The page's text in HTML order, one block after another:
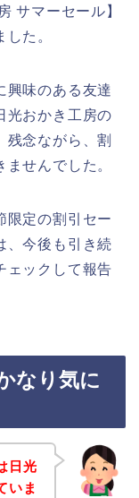
サマーセール】
た。
興味のある友達
光おかき工房の
残念ながら、割
せんでした。
限定の割引セー
、今後も引き続
ェックして報告
なり気に
日光
いま